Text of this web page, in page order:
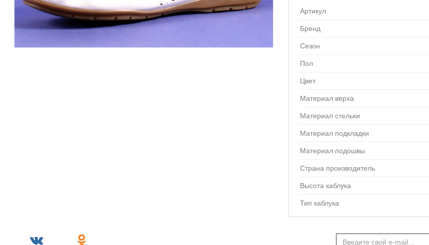
Артикул
Бренд
Сезон
Пол
Цвет
Материал верха
Материал стельки
Материал подкладки
Материал подошвы
Страна производитель
Высота каблука
Тип каблука